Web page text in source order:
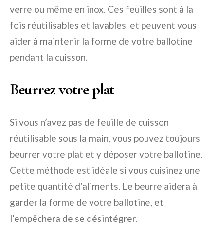
verre ou même en inox. Ces feuilles sont à la
fois réutilisables et lavables, et peuvent vous
aider à maintenir la forme de votre ballotine
pendant la cuisson.
Beurrez votre plat
Si vous n’avez pas de feuille de cuisson
réutilisable sous la main, vous pouvez toujours
beurrer votre plat et y déposer votre ballotine.
Cette méthode est idéale si vous cuisinez une
petite quantité d’aliments. Le beurre aidera à
garder la forme de votre ballotine, et
l’empêchera de se désintégrer.